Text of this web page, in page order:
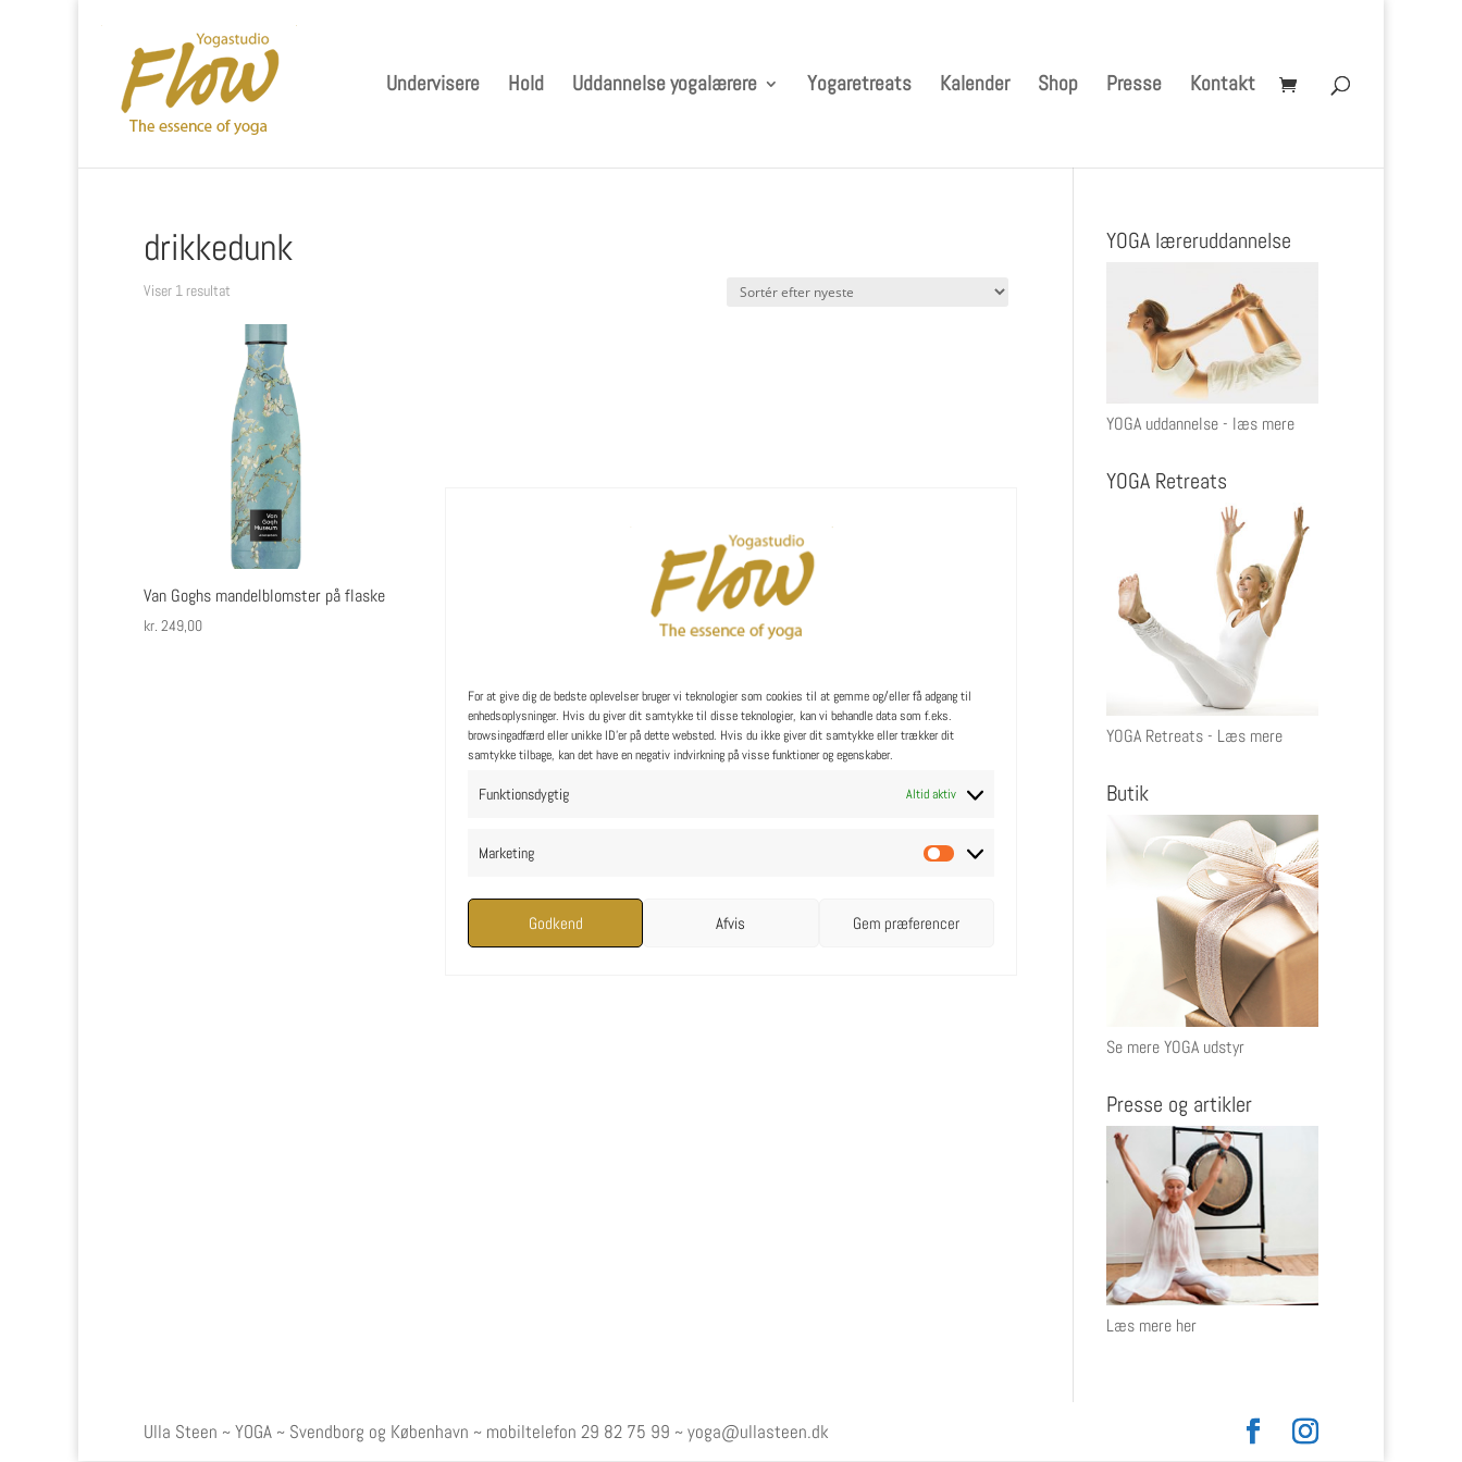
For at give dig de bedste oplevelser bruger vi teknologier som cookies til at gemme og/eller få adgang til
enhedsoplysninger. Hvis du giver dit samtykke til disse teknologier, kan vi behandle data som f.eks.
browsingadfærd eller unikke ID'er på dette websted. Hvis du ikke giver dit samtykke eller trækker dit
samtykke tilbage, kan det have en negativ indvirkning på visse funktioner og egenskaber.
Funktionsdygtig Altid aktiv
Marketing Marketing
Godkend Afvis Gem præferencer
Undervisere Hold Uddannelse yogalærere Yogaretreats Kalender Shop Presse Kontakt
drikkedunk
Viser 1 resultat
Van Goghs mandelblomster på flaske
kr. 249,00
YOGA læreruddannelse
YOGA uddannelse - læs mere
YOGA Retreats
YOGA Retreats - Læs mere
Butik
Se mere YOGA udstyr
Presse og artikler
Læs mere her
Ulla Steen ~ YOGA ~ Svendborg og København ~ mobiltelefon 29 82 75 99 ~yoga@ullasteen.dk